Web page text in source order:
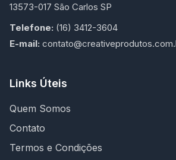
13573-017 São Carlos SP
Telefone: (16) 3412-3604
E-mail:
Links Úteis
Quem Somos
Contato
Termos e Condições